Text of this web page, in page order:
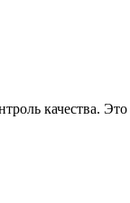
качества.